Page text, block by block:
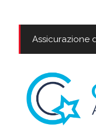
Assicurazione